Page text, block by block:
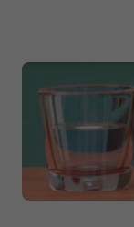
Effectuer une